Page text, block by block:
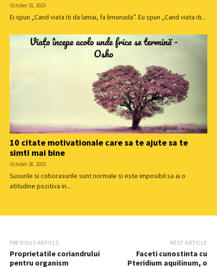
October 31, 2023
Ei spun „Cand viata iti da lamai, fa limonada”. Eu spun „Cand viata iti...
10 citate motivationale care sa te ajute sa te
simti mai bine
October 28, 2023
Susurile si coborasurile sunt normale si este imposibil sa ai o
atitudine pozitiva in...
PREVIOUS ARTICLE
Proprietatile coriandrului
pentru organism
NEXT ARTICLE
Faceti cunostinta cu
Pteridium aquilinum, o